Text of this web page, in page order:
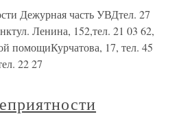
Дежурная часть УВДтел. 27
Ленина, 152,тел. 21 03 62,
помощиКурчатова, 17, тел. 45
22 27